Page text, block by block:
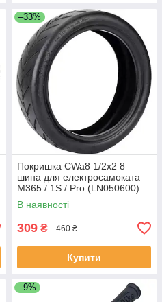
–33%
Покришка CWa8 1/2х2 8
шина для електросамоката
M365 / 1S / Pro (LN050600)
В наявності
309 ₴ 460 ₴
Купити
–9%